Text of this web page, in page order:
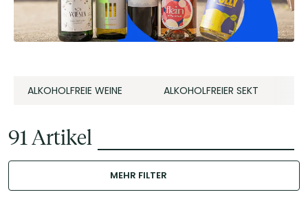
ALKOHOLFREIE WEINE ALKOHOLFREIER SEKT
91Artikel
MEHR FILTER